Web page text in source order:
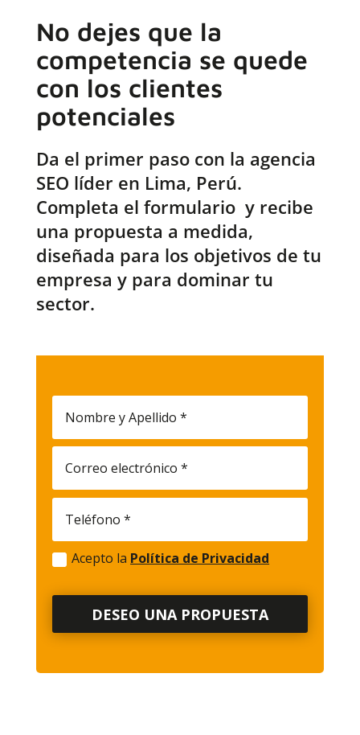
No dejes que la
competencia se quede
con los clientes
potenciales
Da el primer paso con la agencia
SEO líder en Lima, Perú.
Completa el formulario y recibe
una propuesta a medida,
diseñada para los objetivos de tu
empresa y para dominar tu
sector.
Acepto la Política de Privacidad
DESEO UNA PROPUESTA